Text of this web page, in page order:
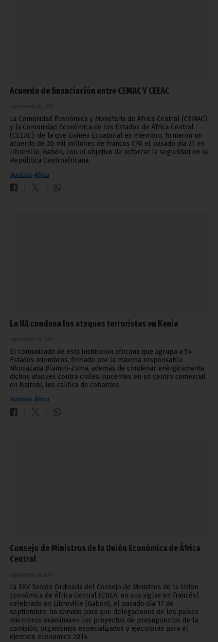
Acuerdo de financiación entre CEMAC Y CEEAC
septiembre 26, 2013
La Comunidad Económica y Monetaria de África Central (CEMAC)
y la Comunidad Económica de los Estados de África Central
(CEEAC), de la que Guinea Ecuatorial es miembro, firmaron un
acuerdo de 20 mil millones de francos CFA el pasado día 21 en
Libreville, Gabón, con el objetivo de reforzar la seguridad en la
República Centroafricana.
Noticias África
La UA condena los ataques terroristas en Kenia
septiembre 24, 2013
El comunicado de esta institución africana que agrupa a 54
Estados miembros, firmado por la máxima responsable
Nkosazana Dlamini-Zuma, además de condenar enérgicamente
dichos ataques contra civiles inocentes en un centro comercial
en Nairobi, los califica de cobardes.
Noticias África
Consejo de Ministros de la Unión Económica de África
Central
septiembre 24, 2013
La XXV Sesión Ordinaria del Consejo de Ministros de la Unión
Económica de África Central (CUEA, en sus siglas en francés),
celebrado en Libreville (Gabón), el pasado día 17 de
septiembre, ha servido para que delegaciones de los países
miembros examinasen los proyectos de presupuestos de la
comisión, organismos especializados y ejecutoras para el
ejercicio económico 2014.